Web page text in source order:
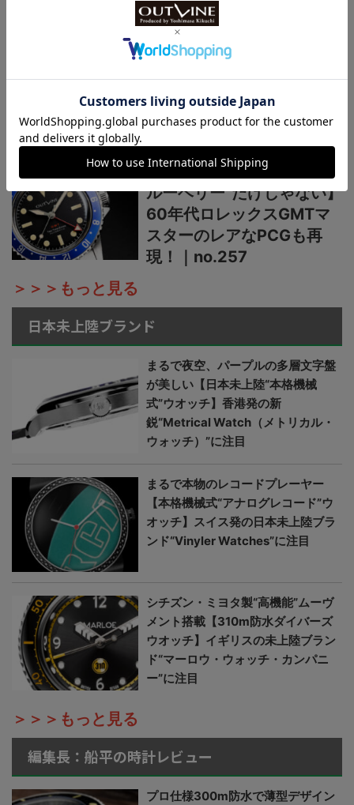
使える理由｜ no.259
【酷暑の夏こそ“グレー”は
いかが】ロレックスの褪色
ベゼルを表現した復古調の
日本製機械式ダイバーズ時
【魅力は“青赤ペプシ”や“ブ
ルーベリー”だけじゃない】
60年代ロレックスGMTマ
スターのレアなPCGも再
現！｜no.257
＞＞＞もっと見る
日本未上陸ブランド
まるで夜空、パープルの多層文字盤
が美しい【日本未上陸“本格機械
式”ウオッチ】香港発の新
鋭“Metrical Watch（メトリカル・
ウォッチ）”に注目
まるで本物のレコードプレーヤー
【本格機械式“アナログレコード”ウ
オッチ】スイス発の日本未上陸ブラ
ンド“Vinyler Watches”に注目
シチズン・ミヨタ製“高機能”ムーヴ
メント搭載【310m防水ダイバーズ
ウオッチ】イギリスの未上陸ブラン
ド“マーロウ・ウォッチ・カンパニ
ー”に注目
＞＞＞もっと見る
編集長：船平の時計レビュー
プロ仕様300m防水で薄型デザイン